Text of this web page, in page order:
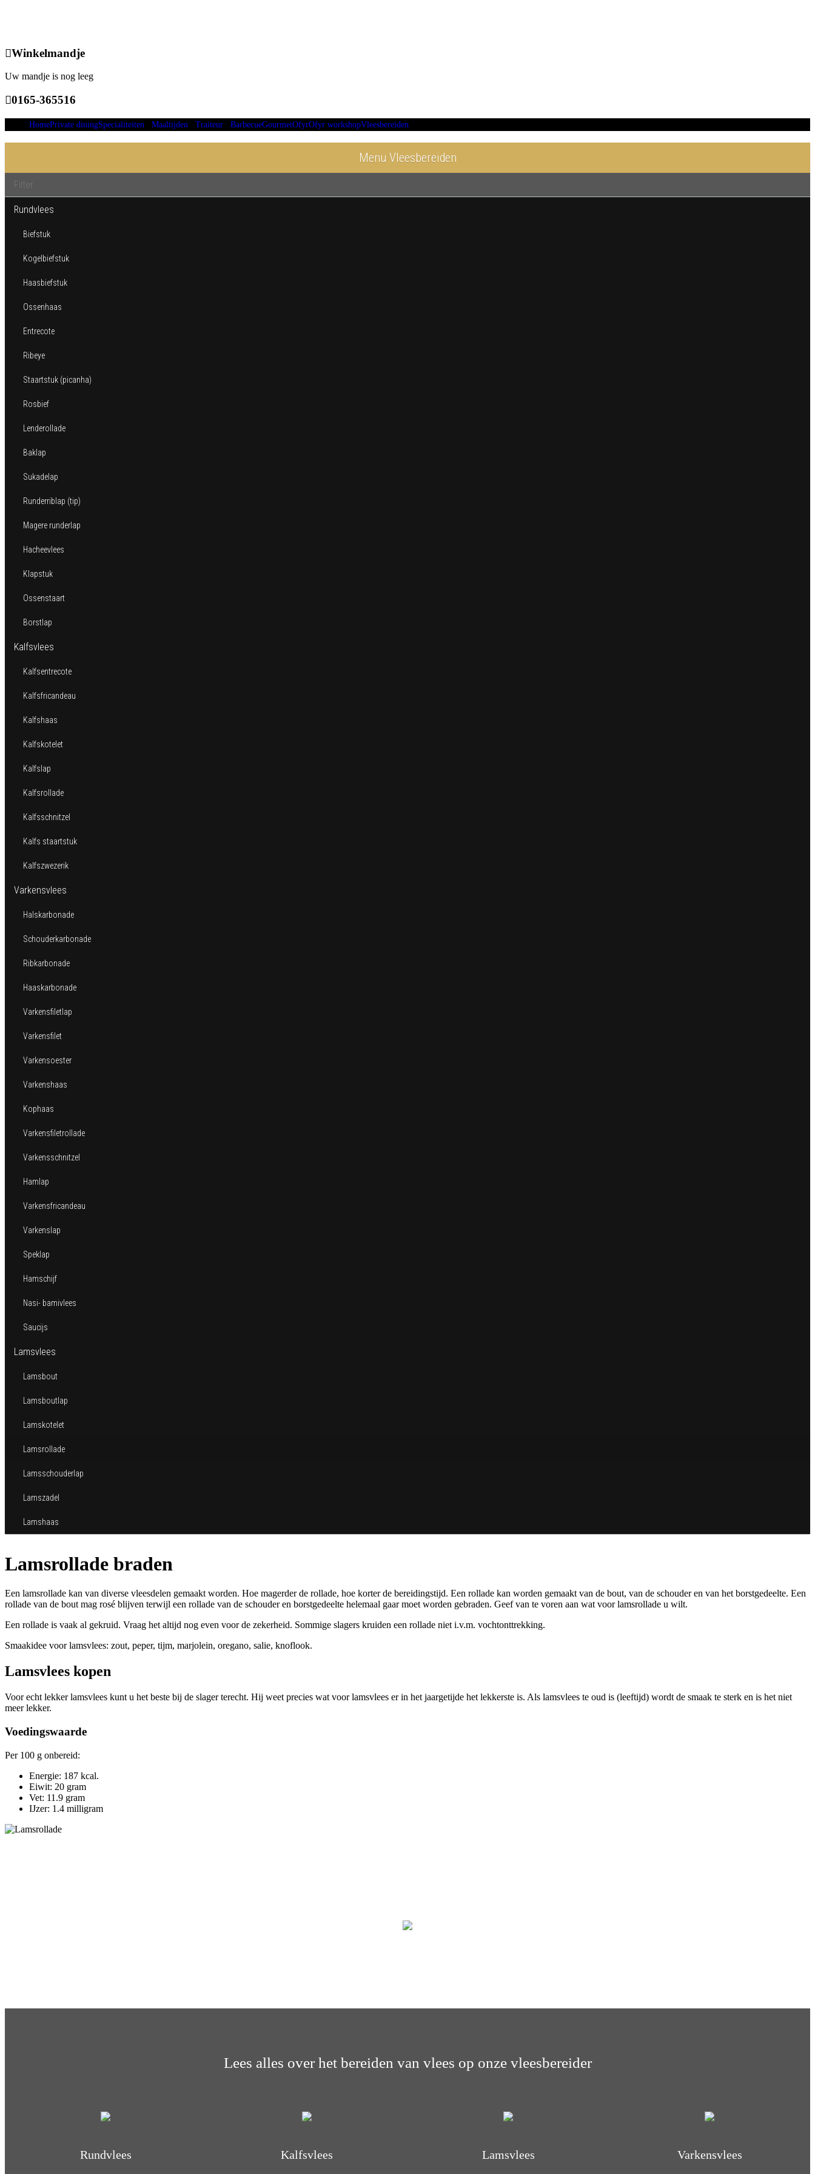
Winkelmandje
Uw mandje is nog leeg
0165-365516
HomePrivate diningSpecialiteiten Maaltijden Traiteur BarbecueGourmetOfyrOfyr workshopVleesbereiden
Menu Vleesbereiden
Rundvlees
Biefstuk
Kogelbiefstuk
Haasbiefstuk
Ossenhaas
Entrecote
Ribeye
Staartstuk (picanha)
Rosbief
Lenderollade
Baklap
Sukadelap
Runderriblap (tip)
Magere runderlap
Hacheevlees
Klapstuk
Ossenstaart
Borstlap
Kalfsvlees
Kalfsentrecote
Kalfsfricandeau
Kalfshaas
Kalfskotelet
Kalfslap
Kalfsrollade
Kalfsschnitzel
Kalfs staartstuk
Kalfszwezerik
Varkensvlees
Halskarbonade
Schouderkarbonade
Ribkarbonade
Haaskarbonade
Varkensfiletlap
Varkensfilet
Varkensoester
Varkenshaas
Kophaas
Varkensfiletrollade
Varkensschnitzel
Hamlap
Varkensfricandeau
Varkenslap
Speklap
Hamschijf
Nasi- bamivlees
Saucijs
Lamsvlees
Lamsbout
Lamsboutlap
Lamskotelet
Lamsrollade
Lamsschouderlap
Lamszadel
Lamshaas
Lamsrollade braden
Een lamsrollade kan van diverse vleesdelen gemaakt worden. Hoe magerder de rollade, hoe korter de bereidingstijd. Een rollade kan worden gemaakt van de bout, van de schouder en van het borstgedeelte. Een
rollade van de bout mag rosé blijven terwijl een rollade van de schouder en borstgedeelte helemaal gaar moet worden gebraden. Geef van te voren aan wat voor lamsrollade u wilt.
Een rollade is vaak al gekruid. Vraag het altijd nog even voor de zekerheid. Sommige slagers kruiden een rollade niet i.v.m. vochtonttrekking.
Smaakidee voor lamsvlees: zout, peper, tijm, marjolein, oregano, salie, knoflook.
Lamsvlees kopen
Voor echt lekker lamsvlees kunt u het beste bij de slager terecht. Hij weet precies wat voor lamsvlees er in het jaargetijde het lekkerste is. Als lamsvlees te oud is (leeftijd) wordt de smaak te sterk en is het niet
meer lekker.
Voedingswaarde
Per 100 g onbereid:
Energie: 187 kcal.
Eiwit: 20 gram
Vet: 11.9 gram
IJzer: 1.4 milligram
Lees alles over het bereiden van vlees op onze vleesbereider
Rundvlees Kalfsvlees Lamsvlees Varkensvlees